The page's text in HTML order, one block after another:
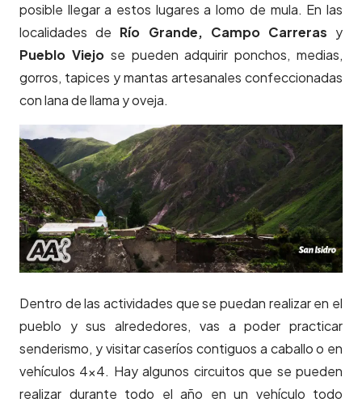
posible llegar a estos lugares a lomo de mula. En las
localidades de Río Grande, Campo Carreras y
Pueblo Viejose pueden adquirir ponchos, medias,
gorros, tapices y mantas artesanales confeccionadas
con lana de llama y oveja.
Dentro de las actividades que se puedan realizar en el
pueblo y sus alrededores, vas a poder practicar
senderismo, y visitar caseríos contiguos a caballo o en
vehículos 4×4. Hay algunos circuitos que se pueden
realizar durante todo el año en un vehículo todo